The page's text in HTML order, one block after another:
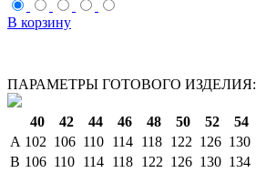
В корзину
ПАРАМЕТРЫ ГОТОВОГО ИЗДЕЛИЯ:
40 42 44 46 48 50 52 54
A 102 106 110 114 118 122 126 130
B 106 110 114 118 122 126 130 134